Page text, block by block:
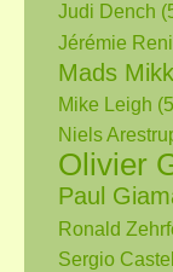
Judi Dench
Jérémie
Mads
Mike Leigh
Niels
Olivier
Paul
Ronald
Sergio